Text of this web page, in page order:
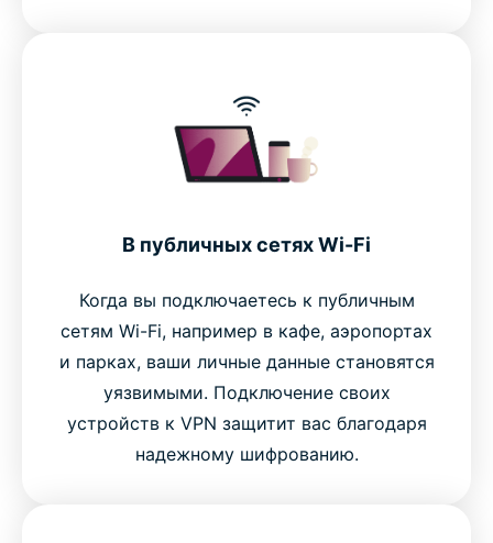
В публичных сетях Wi-Fi
Когда вы подключаетесь к публичным
сетям Wi-Fi, например в кафе, аэропортах
и парках, ваши личные данные становятся
уязвимыми. Подключение своих
устройств к VPN защитит вас благодаря
надежному шифрованию.